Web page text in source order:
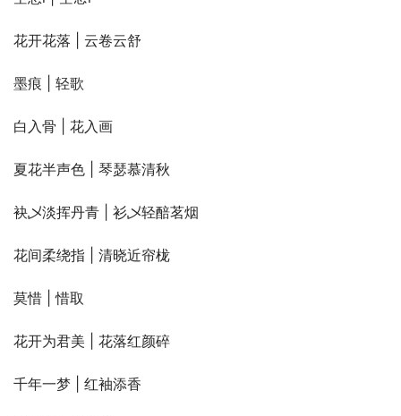
花开花落 | 云卷云舒
墨痕 | 轻歌
白入骨 | 花入画
夏花半声色 | 琴瑟慕清秋
袂乄淡挥丹青 | 衫乄轻醅茗烟
花间柔绕指 | 清晓近帘栊
莫惜 | 惜取
花开为君美 | 花落红颜碎
千年一梦 | 红袖添香